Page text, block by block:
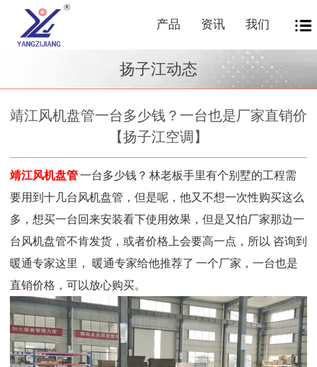
产品 资讯 我们
扬子江动态
靖江风机盘管一台多少钱？一台也是厂家直销价
【扬子江空调】
靖江风机盘管一台多少钱？ 林老板手里有个别墅的工程需
要用到十几台风机盘管，但是呢，他又不想一次性购买这么
多，想买一台回来安装看下使用效果，但是又怕厂家那边一
台风机盘管不肯发货，或者价格上会要高一点，所以 咨询到
暖通专家这里 ， 暖通专家给他推荐了 一个厂家，一台也是
直销价格，可以放心购买。